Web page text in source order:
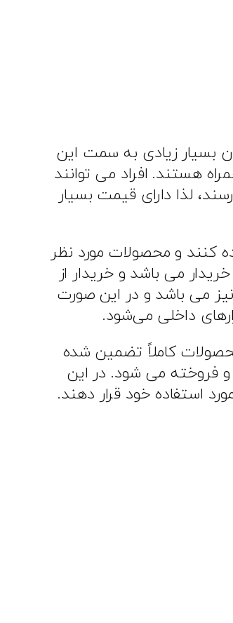
بسیار زیادی به سمت این
هستند. افراد می توانند
لذا دارای قیمت بسیار
کنند و محصولات مورد نظر
می باشد و خریدار از
می‌ باشد و در این صورت
داخلی می‌شود.
کاملاً تضمین شده
و فروخته می‌ شود. در این
استفاده خود قرار دهند.